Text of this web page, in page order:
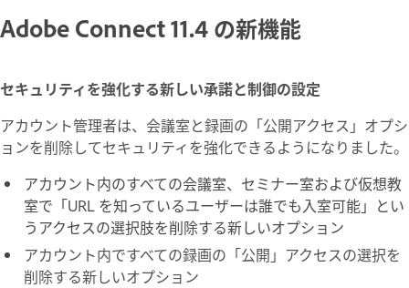
Adobe Connect 11.4 の新機能
セキュリティを強化する新しい承諾と制御の設定
アカウント管理者は、会議室と録画の「公開アクセス」オプシ
ョンを削除してセキュリティを強化できるようになりました。
アカウント内のすべての会議室、セミナー室および仮想教
室で「URL を知っているユーザーは誰でも入室可能」とい
うアクセスの選択肢を削除する新しいオプション
アカウント内ですべての録画の「公開」アクセスの選択を
削除する新しいオプション